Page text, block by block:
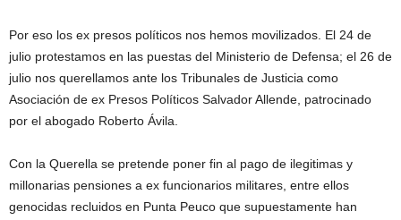
Por eso los ex presos políticos nos hemos movilizados. El 24 de
julio protestamos en las puestas del Ministerio de Defensa; el 26 de
julio nos querellamos ante los Tribunales de Justicia como
Asociación de ex Presos Políticos Salvador Allende, patrocinado
por el abogado Roberto Ávila.
Con la Querella se pretende poner fin al pago de ilegitimas y
millonarias pensiones a ex funcionarios militares, entre ellos
genocidas recluidos en Punta Peuco que supuestamente han